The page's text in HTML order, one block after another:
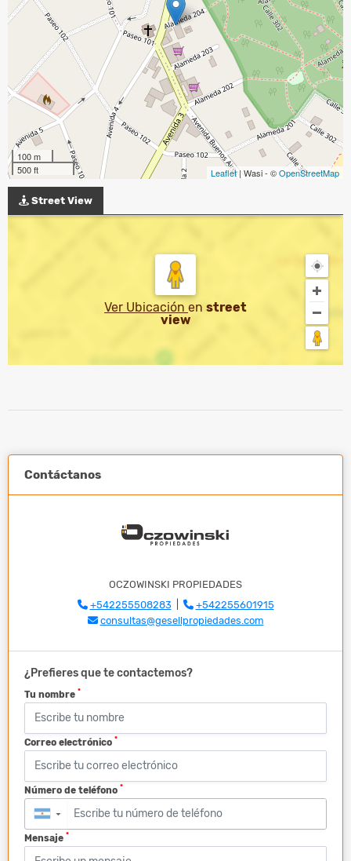
100 m
500 ft
Leaflet| Wasi - ©OpenStreetMap
Street View
Ver Ubicación en street
view
Contáctanos
OCZOWINSKI PROPIEDADES
+542255508283|
+542255601915
consultas@gesellpropiedades.com
¿Prefieres que te contactemos?
Tu nombre *
Correo electrónico *
Número de teléfono *
▼
Mensaje *